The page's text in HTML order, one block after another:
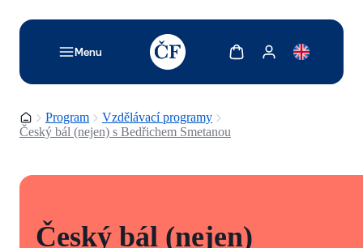
Menu
TODO: Add description for reader
Zobrazit košíkZobrazit můj účet
Domovská stránka
Program
Vzdělávací programy
Český bál (nejen) s Bedřichem Smetanou
Český bál (nejen)